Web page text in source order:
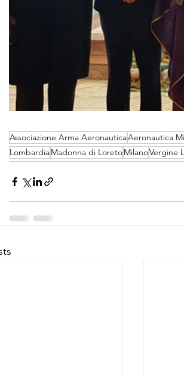
Associazione Arma AeronauticaAeronautica
LombardiaMadonna di LoretoMilanoVergine